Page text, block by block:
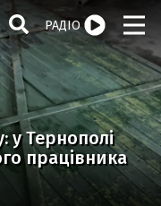
РАДІО
у Тернополі
працівника